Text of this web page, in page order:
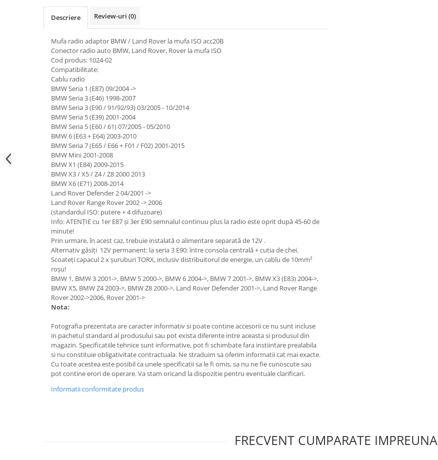
Electrice, Electronice Auto
Accesorii alarme auto
Alarme auto Alarme masina
Detectoare Radar
Senzori parcare auto
Echipamente atelier
Consumabile Service
Instrumente Atelier
Set clipsuri auto de plastic
Piese si accesorii
Amortizoare hayon
Accesorii auto
Incalzire scaune
Stergatoare auto
Paravanturi auto
Lumini ambientale
Descriere Review-uri (0)
Mufa radio adaptor BMW / Land Rover la mufa ISO acc20B
Conector radio auto BMW, Land Rover, Rover la mufa ISO
Cod produs: 1024-02
Compatibilitate:
Cablu radio
BMW Seria 1 (E87) 09/2004 ->
BMW Seria 3 (E46) 1998-2007
BMW Seria 3 (E90 / 91/92/93) 03/2005 - 10/2014
BMW Seria 5 (E39) 2001-2004
BMW Seria 5 (E60 / 61) 07/2005 - 05/2010
BMW 6 (E63 + E64) 2003-2010
BMW Seria 7 (E65 / E66 + F01 / F02) 2001-2015
BMW Mini 2001-2008
BMW X1 (E84) 2009-2015
BMW X3 / X5 / Z4 / Z8 2000 2013
BMW X6 (E71) 2008-2014
Land Rover Defender 2 04/2001 ->
Land Rover Range Rover 2002 -> 2006
(standardul ISO: putere + 4 difuzoare)
Info: ATENȚIE cu 1er E87 și 3er E90 semnalul continuu plus la radio este oprit după 45-60 de
minute!
Prin urmare, în acest caz, trebuie instalată o alimentare separată de 12V .
Alternativ găsiți 12V permanent: la seria 3 E90: între consola centrală + cutia de chei.
Scoateți capacul 2 x șuruburi TORX, inclusiv distribuitorul de energie, un cablu de 10mm²
roșu!
BMW 1, BMW 3 2001->, BMW 5 2000->, BMW 6 2004->, BMW 7 2001->, BMW X3 (E83) 2004->,
BMW X5, BMW Z4 2003->, BMW Z8 2000->, Land Rover Defender 2001->, Land Rover Range
Rover 2002->2006, Rover 2001->
Nota:
Fotografia prezentata are caracter informativ si poate contine accesorii ce nu sunt incluse
in pachetul standard al produsului sau pot exista diferente intre aceasta si produsul din
magazin. Specificatiile tehnice sunt informative, pot fi schimbate fara instiintare prealabila
si nu constituie obligativitate contractuala. Ne straduim sa oferim informatii cat mai exacte.
Cu toate acestea este posibil ca unele specificatii sa le fi omis, sa nu ne fie cunoscute sau
pot contine erori de operare. Va stam oricand la dispozitie pentru eventuale clarificari.
Informatii conformitate produs
FRECVENT CUMPARATE IMPREUNA